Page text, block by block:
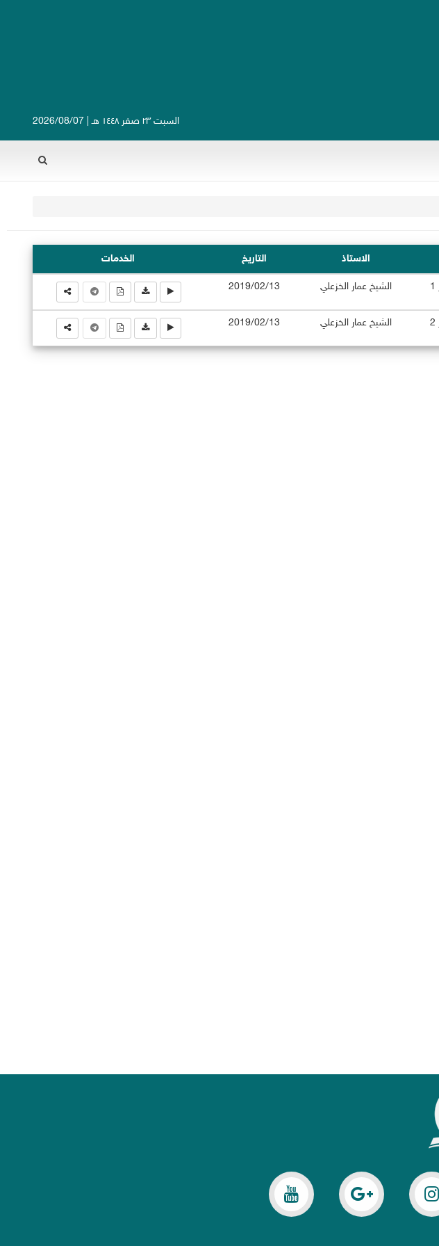
السبت ٢٣ صفر ١٤٤٨ هـ | 2026/08/07
الاستاذ التاريخ الخدمات
الشيخ عمار الخزعلي 2019/02/13
الشيخ عمار الخزعلي 2019/02/13